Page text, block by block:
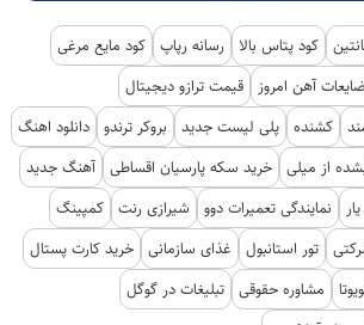
کود پتاس بالا رسانه رپاپ کود مایع مرغی
آهن امروز قیمت ترازو دیجیتال
کشنده پلی لیست جدید بروکر ترندو دانلود اهنگ
از میلی خرید سکه پارسیان اقساطی آهنگ جدید
نمایندگی تعمیرات دوو شیرازی رنت کمپینگ
تور استانبول غذای سازمانی خرید کارت پستال
مشاوره حقوقی تبلیغات در گوگل
نام آمارکتس